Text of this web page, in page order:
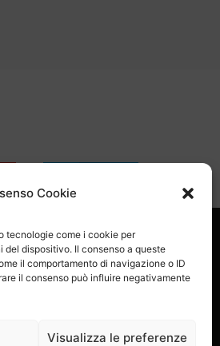
Cookie
tecnologie come i cookie per
dispositivo. Il consenso a queste
il comportamento di navigazione o ID
il consenso può influire negativamente
Visualizza le preferenze
– C.C.I.A.A. Te R.E.A. n. 95381